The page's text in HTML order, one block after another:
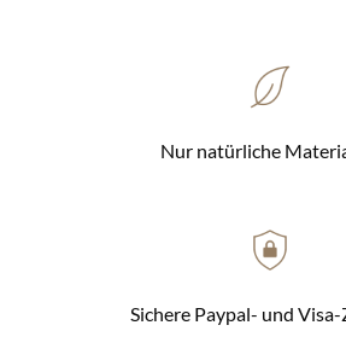
Nur natürliche
Sichere Paypal- und